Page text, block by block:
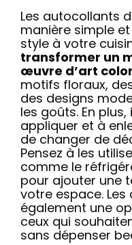
Les autocollants
manière simple
style à votre
transformer un
œuvre d’art
motifs floraux,
des designs
les goûts. En
appliquer et à
de changer de
Pensez à les
comme le
pour ajouter une
votre espace.
également une
ceux qui
sans dépenser